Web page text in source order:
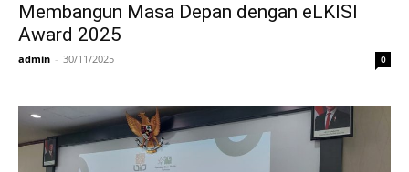
Membangun Masa Depan dengan eLKISI
Award 2025
admin - 30/11/2025 0